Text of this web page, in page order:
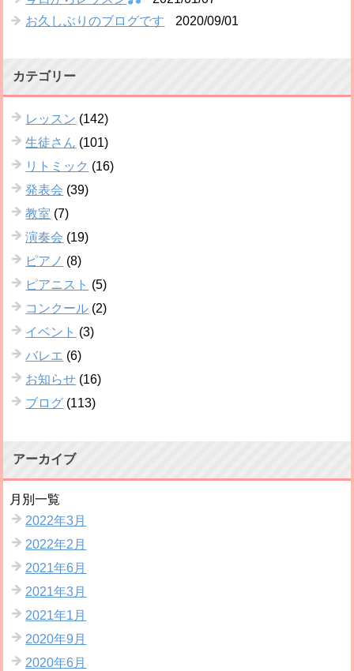
お久しぶりのブログです
2020/09/01
カテゴリー
レッスン (142)
生徒さん (101)
リトミック (16)
発表会 (39)
教室 (7)
演奏会 (19)
ピアノ (8)
ピアニスト (5)
コンクール (2)
イベント (3)
バレエ (6)
お知らせ (16)
ブログ (113)
アーカイブ
月別一覧
2022年3月
2022年2月
2021年6月
2021年3月
2021年1月
2020年9月
2020年6月